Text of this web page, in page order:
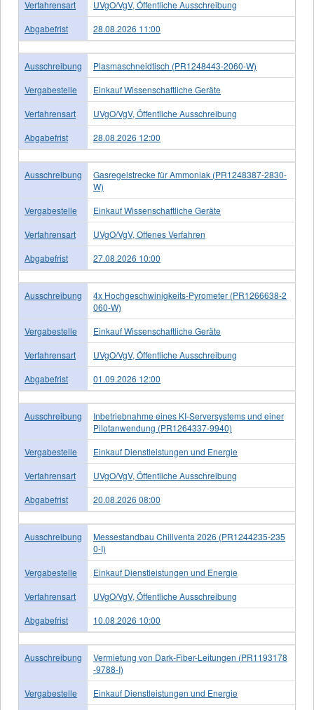
Verfahrensart
UVgO/VgV, Öffentliche Ausschreibung
Abgabefrist
28.08.2026 11:00
Ausschreibung
Plasmaschneidtisch (PR1248443-2060-W)
Vergabestelle
Einkauf Wissenschaftliche Geräte
Verfahrensart
UVgO/VgV, Öffentliche Ausschreibung
Abgabefrist
28.08.2026 12:00
Ausschreibung
Gasregelstrecke für Ammoniak (PR1248387-2830-
W)
Vergabestelle
Einkauf Wissenschaftliche Geräte
Verfahrensart
UVgO/VgV, Offenes Verfahren
Abgabefrist
27.08.2026 10:00
Ausschreibung
4x Hochgeschwinigkeits-Pyrometer (PR1266638-2
060-W)
Vergabestelle
Einkauf Wissenschaftliche Geräte
Verfahrensart
UVgO/VgV, Öffentliche Ausschreibung
Abgabefrist
01.09.2026 12:00
Ausschreibung
Inbetriebnahme eines KI-Serversystems und einer
Pilotanwendung (PR1264337-9940)
Vergabestelle
Einkauf Dienstleistungen und Energie
Verfahrensart
UVgO/VgV, Öffentliche Ausschreibung
Abgabefrist
20.08.2026 08:00
Ausschreibung
Messestandbau Chillventa 2026 (PR1244235-235
0-I)
Vergabestelle
Einkauf Dienstleistungen und Energie
Verfahrensart
UVgO/VgV, Öffentliche Ausschreibung
Abgabefrist
10.08.2026 10:00
Ausschreibung
Vermietung von Dark-Fiber-Leitungen (PR1193178
-9788-I)
Vergabestelle
Einkauf Dienstleistungen und Energie